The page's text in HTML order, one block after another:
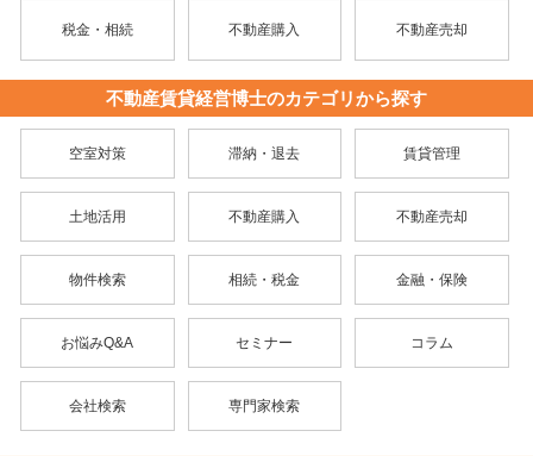
税金・相続 不動産購入 不動産売却
不動産賃貸経営博士のカテゴリから探す
空室対策 滞納・退去 賃貸管理
土地活用 不動産購入 不動産売却
物件検索 相続・税金 金融・保険
お悩みQ&A セミナー コラム
会社検索 専門家検索